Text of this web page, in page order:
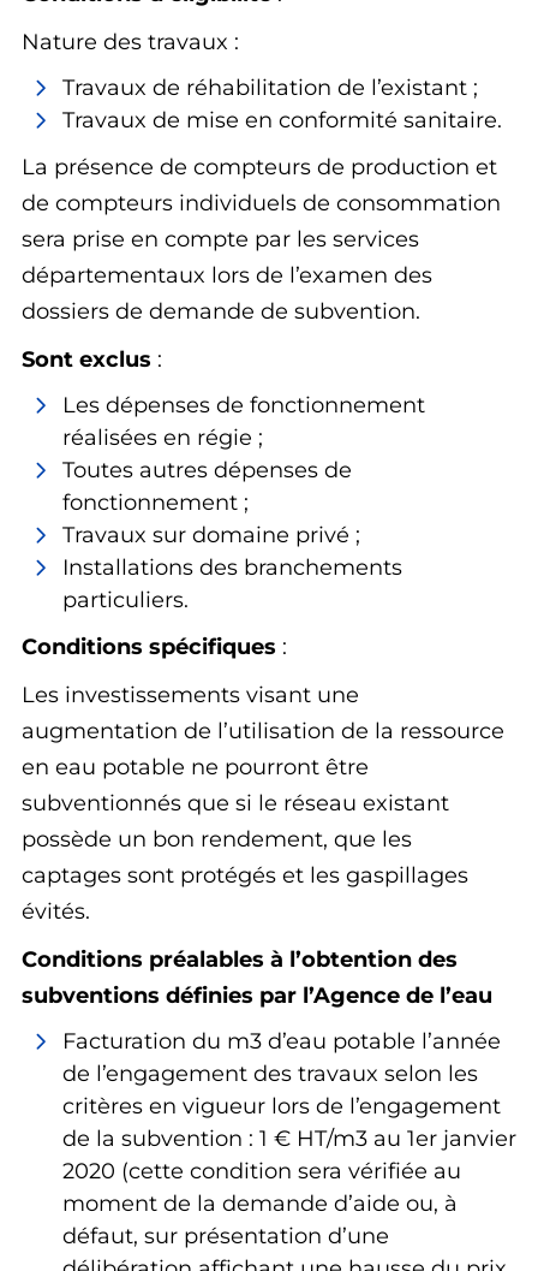
Nature des travaux :
Travaux de réhabilitation de l’existant ;
Travaux de mise en conformité sanitaire.
La présence de compteurs de production et
de compteurs individuels de consommation
sera prise en compte par les services
départementaux lors de l’examen des
dossiers de demande de subvention.
Sont exclus :
Les dépenses de fonctionnement
réalisées en régie ;
Toutes autres dépenses de
fonctionnement ;
Travaux sur domaine privé ;
Installations des branchements
particuliers.
Conditions spécifiques :
Les investissements visant une
augmentation de l’utilisation de la ressource
en eau potable ne pourront être
subventionnés que si le réseau existant
possède un bon rendement, que les
captages sont protégés et les gaspillages
évités.
Conditions préalables à l’obtention des
subventions définies par l’Agence de l’eau
Facturation du m3 d’eau potable l’année
de l’engagement des travaux selon les
critères en vigueur lors de l’engagement
de la subvention : 1 € HT/m3 au 1er janvier
2020 (cette condition sera vérifiée au
moment de la demande d’aide ou, à
défaut, sur présentation d’une